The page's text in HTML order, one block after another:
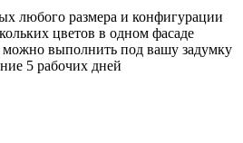
любого размера и конфигурации
цветов в одном фасаде
можно выполнить под вашу задумку
5 рабочих дней